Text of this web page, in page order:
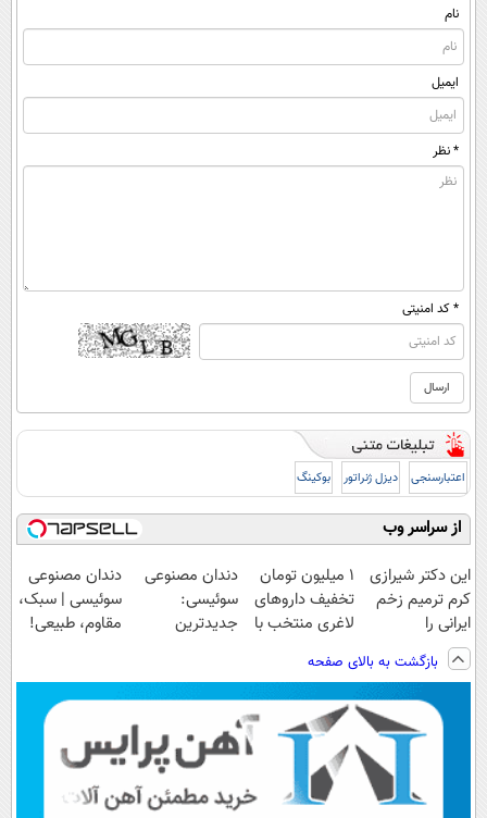
نام
ایمیل
* نظر
* کد امنیتی
اعتبارسنجی دیزل ژنراتور بوکینگ
از سراسر وب
این دکتر شیرازی
کرم ترمیم زخم
ایرانی را
ساخت!!!
۱ میلیون تومان
تخفیف داروهای
لاغری منتخب با
داروخانه نزدیکت
دندان مصنوعی
سوئیسی:
جدیدترین
پرداخت قسطی
دندان مصنوعی
سوئیسی | سبک،
مقاوم، طبیعی!
اقساطی😍
بازگشت به بالای صفحه